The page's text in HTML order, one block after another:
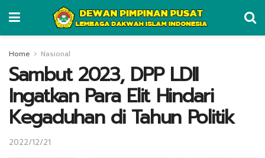
Home Nasional
Sambut 2023, DPP LDII
Ingatkan Para Elit Hindari
Kegaduhan di Tahun Politik
2022/12/21